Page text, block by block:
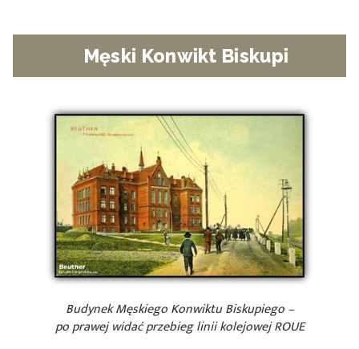
Męski Konwikt Biskupi
Budynek Męskiego Konwiktu Biskupiego –
po prawej widać przebieg linii kolejowej ROUE